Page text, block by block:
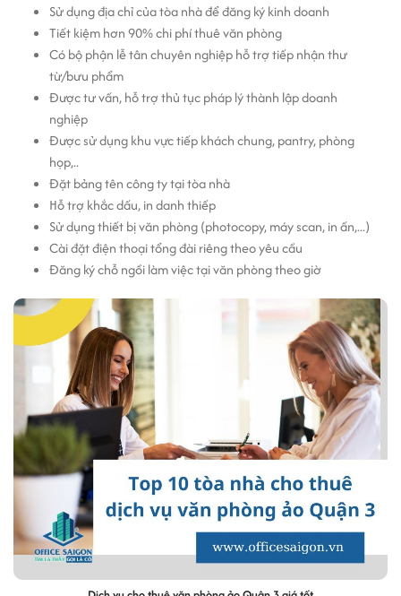
Sử dụng địa chỉ của tòa nhà để đăng ký kinh doanh
Tiết kiệm hơn 90% chi phí thuê văn phòng
Có bộ phận lễ tân chuyên nghiệp hỗ trợ tiếp nhận thư
từ/bưu phẩm
Được tư vấn, hỗ trợ thủ tục pháp lý thành lập doanh
nghiệp
Được sử dụng khu vực tiếp khách chung, pantry, phòng
họp,..
Đặt bảng tên công ty tại tòa nhà
Hỗ trợ khắc dấu, in danh thiếp
Sử dụng thiết bị văn phòng (photocopy, máy scan, in ấn,...)
Cài đặt điện thoại tổng đài riêng theo yêu cầu
Đăng ký chỗ ngồi làm việc tại văn phòng theo giờ